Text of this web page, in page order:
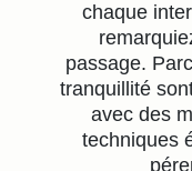
chaque
passage.
tranquillité
avec des
techniques